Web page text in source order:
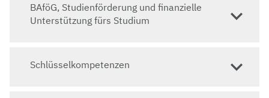
BAföG, Studienförderung und finanzielle
Unterstützung fürs Studium
Schlüsselkompetenzen